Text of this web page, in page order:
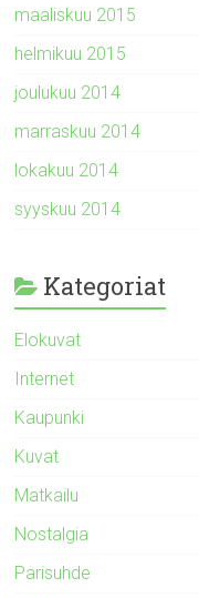
maaliskuu 2015
helmikuu 2015
joulukuu 2014
marraskuu 2014
lokakuu 2014
syyskuu 2014
Kategoriat
Elokuvat
Internet
Kaupunki
Kuvat
Matkailu
Nostalgia
Parisuhde